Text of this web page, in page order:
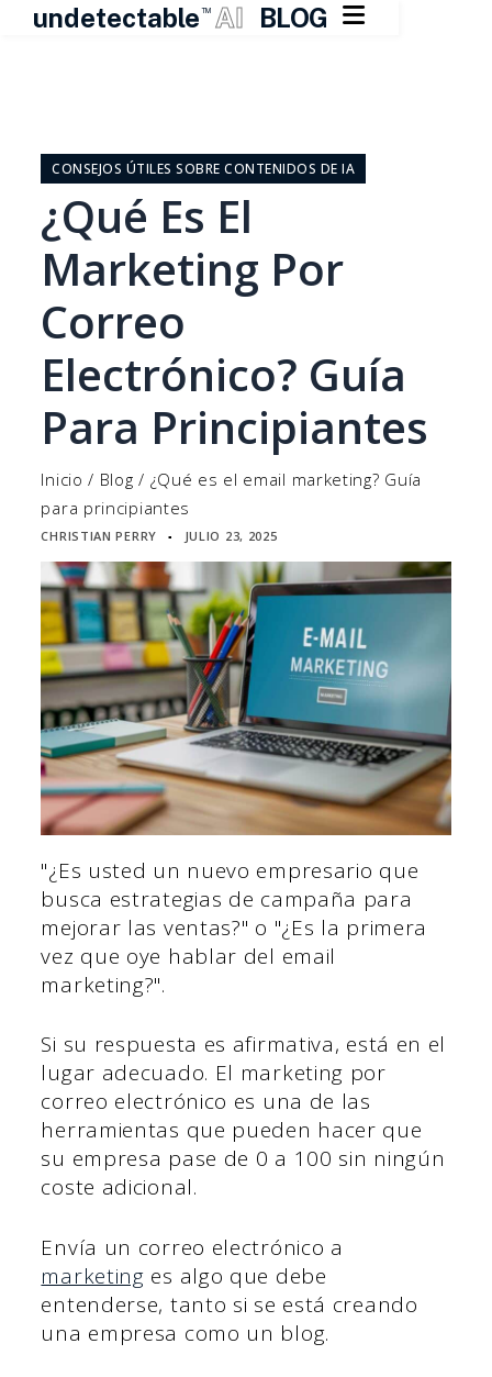
undetectable TM AI BLOG 
contenidoCONSEJOS ÚTILES SOBRE CONTENIDOS DE IA
¿Qué Es El
Marketing Por
Correo
Electrónico? Guía
Para Principiantes
Inicio / Blog / ¿Qué es el email marketing? Guía
para principiantes
CHRISTIAN PERRY ▪ JULIO 23, 2025
"¿Es usted un nuevo empresario que
busca estrategias de campaña para
mejorar las ventas?" o "¿Es la primera
vez que oye hablar del email
marketing?".
Si su respuesta es afirmativa, está en el
lugar adecuado. El marketing por
correo electrónico es una de las
herramientas que pueden hacer que
su empresa pase de 0 a 100 sin ningún
coste adicional.
Envía un correo electrónico a
marketing es algo que debe
entenderse, tanto si se está creando
una empresa como un blog.